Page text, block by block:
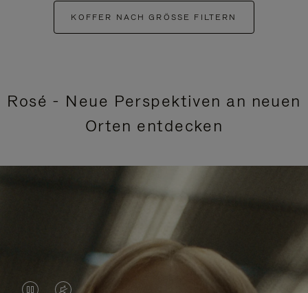
KOFFER NACH GRÖSSE FILTERN
Rosé - Neue Perspektiven an neuen
Orten entdecken